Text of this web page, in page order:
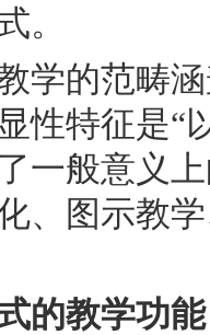
。
的范畴涵
性特征是“
一般意义
、图示教
的教学功能